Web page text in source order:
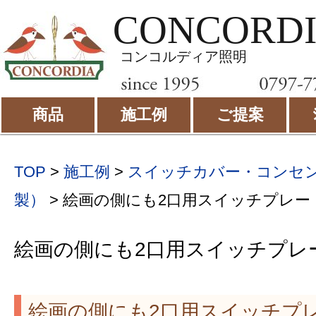
コンコルディア照明
商品 施工例 ご提案
TOP > 施工例 > スイッチカバー・コンセ
製）
> 絵画の側にも2口用スイッチプレー
絵画の側にも2口用スイッチプレ
絵画の側にも2口用スイッチプ